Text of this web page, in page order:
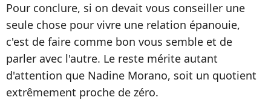
Pour conclure, si on devait vous conseiller une
seule chose pour vivre une relation épanouie,
c'est de faire comme bon vous semble et de
parler avec l'autre. Le reste mérite autant
d'attention que Nadine Morano, soit un quotient
extrêmement proche de zéro.